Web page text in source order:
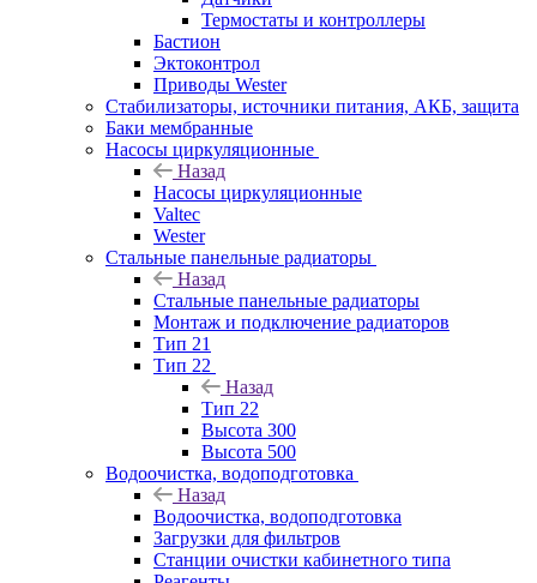
Термостаты и контроллеры
Бастион
Эктоконтрол
Приводы Wester
Стабилизаторы, источники питания, АКБ, защита
Баки мембранные
Насосы циркуляционные
Назад
Насосы циркуляционные
Valtec
Wester
Стальные панельные радиаторы
Назад
Стальные панельные радиаторы
Монтаж и подключение радиаторов
Тип 21
Тип 22
Назад
Тип 22
Высота 300
Высота 500
Водоочистка, водоподготовка
Назад
Водоочистка, водоподготовка
Загрузки для фильтров
Станции очистки кабинетного типа